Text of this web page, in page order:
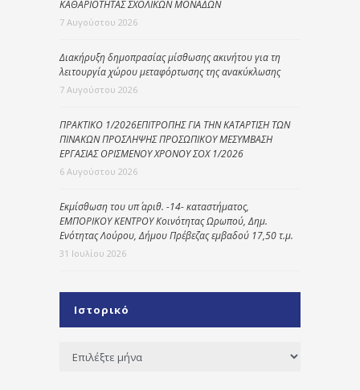
ΚΑΘΑΡΙΟΤΗΤΑΣ ΣΧΟΛΙΚΩΝ ΜΟΝΑΔΩΝ
7 Αυγούστου 2026
Διακήρυξη δημοπρασίας μίσθωσης ακινήτου για τη
λειτουργία χώρου μεταφόρτωσης της ανακύκλωσης
7 Αυγούστου 2026
ΠΡΑΚΤΙΚΟ 1/2026ΕΠΙΤΡΟΠΗΣ ΓΙΑ ΤΗΝ ΚΑΤΑΡΤΙΣΗ ΤΩΝ
ΠΙΝΑΚΩΝ ΠΡΟΣΛΗΨΗΣ ΠΡΟΣΩΠΙΚΟΥ ΜΕΣΥΜΒΑΣΗ
ΕΡΓΑΣΙΑΣ ΟΡΙΣΜΕΝΟΥ ΧΡΟΝΟΥ ΣΟΧ 1/2026
6 Αυγούστου 2026
Εκμίσθωση του υπ΄ αριθ. -14- καταστήματος,
ΕΜΠΟΡΙΚΟΥ ΚΕΝΤΡΟΥ Κοινότητας Ωρωπού, Δημ.
Ενότητας Λούρου, Δήμου Πρέβεζας εμβαδού 17,50 τ.μ.
31 Ιουλίου 2026
Ιστορικό
Ιστορικό